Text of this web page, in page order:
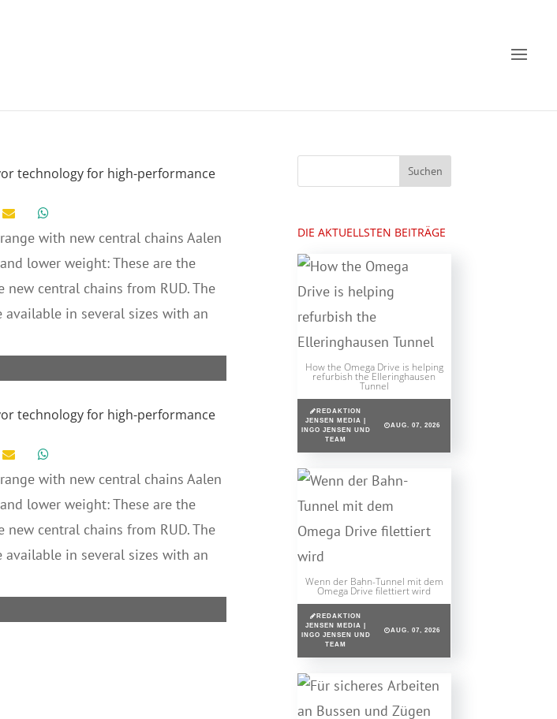
technology for high-performance
with new central chains Aalen
lower weight: These are the
new central chains from RUD. The
available in several sizes with an
technology for high-performance
with new central chains Aalen
lower weight: These are the
new central chains from RUD. The
available in several sizes with an
DIE AKTUELLSTEN BEITRÄGE
How the Omega Drive is helping
refurbish the Elleringhausen
Tunnel
REDAKTION
JENSEN MEDIA |
INGO JENSEN UND
TEAM
AUG. 07, 2026
Wenn der Bahn-Tunnel mit dem
Omega Drive filettiert wird
REDAKTION
JENSEN MEDIA |
INGO JENSEN UND
TEAM
AUG. 07, 2026